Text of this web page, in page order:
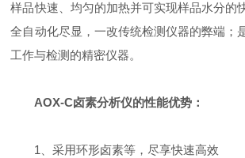
样品快速、均匀的加热并可实现样品水分的
全自动化尽显，一改传统检测仪器的弊端；
工作与检测的精密仪器。
AOX-C卤素分析仪的性能优势：
1、采用环形卤素等，尽享快速高效